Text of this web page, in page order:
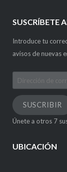
SUSCRÍBETE
Introduce tu
avisos de nuevas
Dirección
de
correo
electrónico
SUSCRIBIR
Únete a otros 7
UBICACIÓN